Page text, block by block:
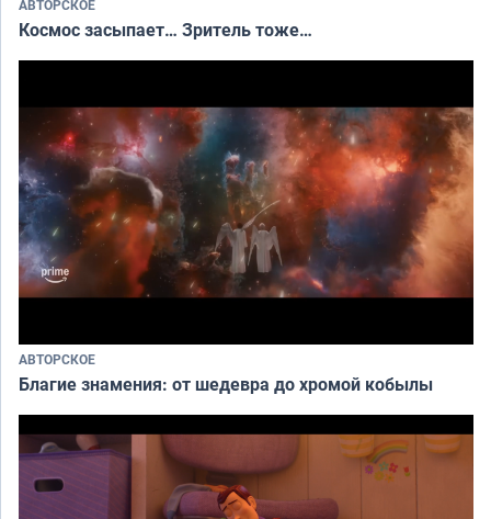
АВТОРСКОЕ
Космос засыпает… Зритель тоже…
АВТОРСКОЕ
Благие знамения: от шедевра до хромой кобылы